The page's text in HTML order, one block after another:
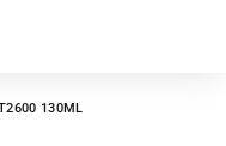
130ML